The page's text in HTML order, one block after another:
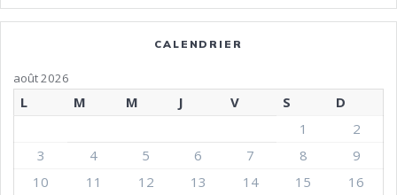
CALENDRIER
août 2026
L M M J V S
D
1
2
3
4 5 6 7 8
9
10
11 12 13 14 15
16